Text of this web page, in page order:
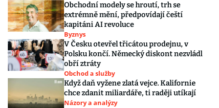
Obchodní modely se hroutí, trh se
extrémně mění, předpovídají čeští
kapitáni AI revoluce
Byznys
V Česku otevřel třicátou prodejnu, v
Polsku končí. Německý diskont nezvládl
obří ztráty
Obchod a služby
Když daň vyžene zlatá vejce. Kalifornie
chce zdanit miliardáře, ti raději utíkají
Názory a analýzy